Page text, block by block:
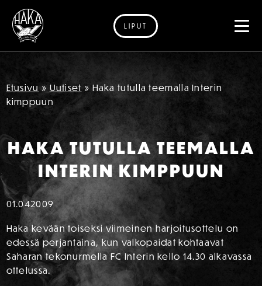
Siirry sisältöön
LIPUT
Etusivu » Uutiset » Haka tutulla teemalla Interin
kimppuun
HAKA TUTULLA TEEMALLA
INTERIN KIMPPUUN
01.042009
Haka kevään toiseksi viimeinen harjoitusottelu on
edessä perjantaina, kun valkopaidat kohtaavat
Saharan tekonurmella FC Interin kello 14.30 alkavassa
ottelussa.